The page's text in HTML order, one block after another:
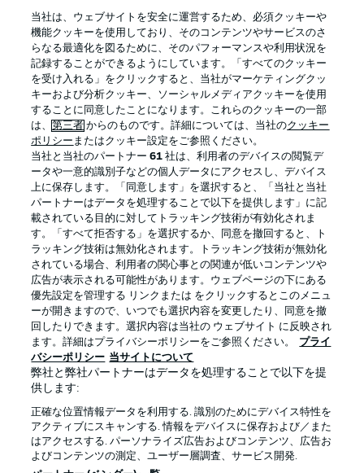
Football as it's meant to be
BUNDESLIGA APP
Official Partners
プライバシー・ポリシー 優先設定を管理する
当社は、ウェブサイトを安全に運営するため、必須クッキーや
機能クッキーを使用しており、そのコンテンツやサービスのさ
らなる最適化を図るために、そのパフォーマンスや利用状況を
記録することができるようにしています。「すべてのクッキー
を受け入れる」をクリックすると、当社がマーケティングクッ
キーおよび分析クッキー、ソーシャルメディアクッキーを使用
することに同意したことになります。これらのクッキーの一部
は、第三者 からのものです。詳細については、当社のクッキー
ポリシー またはクッキー設定をご参照ください。
当社と当社のパートナー61 社は、利用者のデバイスの閲覧デ
ータや一意的識別子などの個人データにアクセスし、デバイス
上に保存します。「同意します」を選択すると、「当社と当社
パートナーはデータを処理することで以下を提供します」に記
載されている目的に対してトラッキング技術が有効化されま
す。「すべて拒否する」を選択するか、同意を撤回すると、ト
ラッキング技術は無効化されます。トラッキング技術が無効化
されている場合、利用者の関心事との関連が低いコンテンツや
広告が表示される可能性があります。ウェブページの下にある
優先設定を管理する リンクまたは をクリックするとこのメニュ
ーが開きますので、いつでも選択内容を変更したり、同意を撤
回したりできます。選択内容は当社の ウェブサイト に反映され
ます。詳細はプライバシーポリシーをご参照ください。
プライ
バシーポリシー 当サイトについて
弊社と弊社パートナーはデータを処理することで以下を提
供します:
正確な位置情報データを利用する. 識別のためにデバイス特性を
アクティブにスキャンする. 情報をデバイスに保存および／また
はアクセスする. パーソナライズ広告およびコンテンツ、広告お
よびコンテンツの測定、ユーザー層調査、サービス開発.